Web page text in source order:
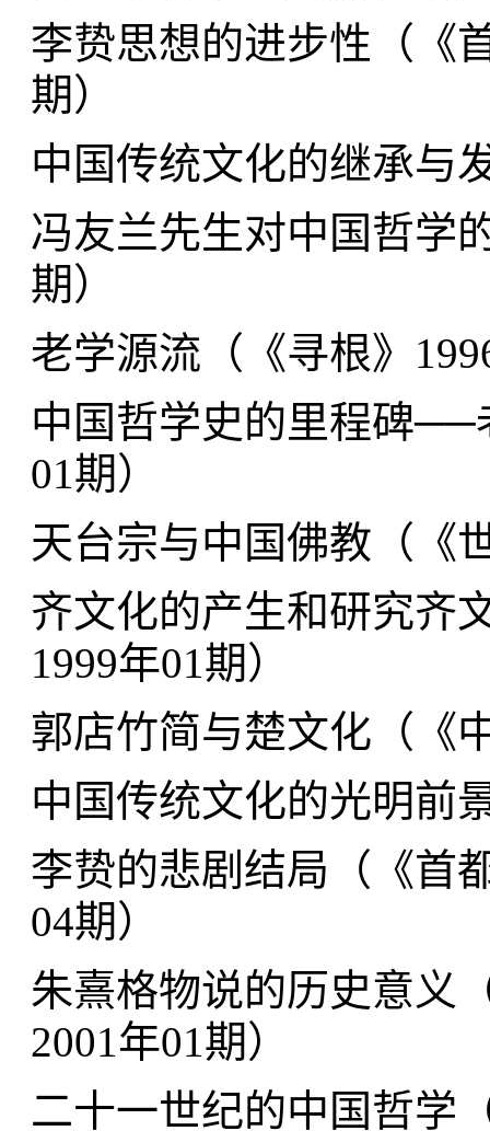
李贽思想的进步性（ 《
期 ）
中国传统文化的继承与
冯友兰先生对中国哲学
期 ）
老学源流（ 《寻根》
中国哲学史的里程碑──
01期 ）
天台宗与中国佛教（ 《
齐文化的产生和研究齐
1999年01期 ）
郭店竹简与楚文化（ 《
中国传统文化的光明前
李贽的悲剧结局（ 《首
04期 ）
朱熹格物说的历史意义
2001年01期 ）
二十一世纪的中国哲学